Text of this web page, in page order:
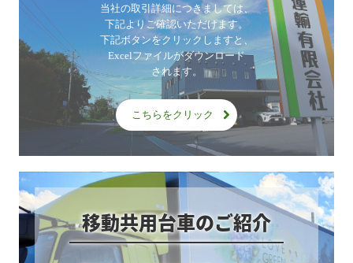
当社の取引詳細につきましては、
下記よりご確認いただけます。
下記ボタンをクリックしますと、
Excelファイルがダウンロード
されます。
こちらをクリック
移動共用台車のご紹介